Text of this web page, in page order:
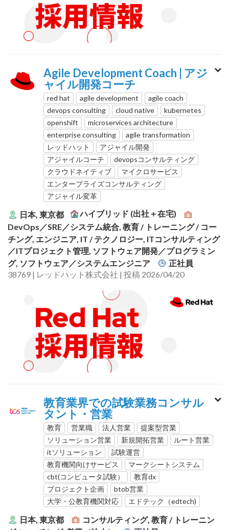
Agile Development Coach | アジ
ャイル開発コーチ
red hat agile development
agile coach
devops consulting
cloud native
kubernetes
openshift
microservices architecture
enterprise consulting
agile transformation
レッドハット
アジャイル開発
アジャイルコーチ
devopsコンサルティング
クラウドネイティブ
マイクロサービス
エンタープライズコンサルティング
アジャイル変革
日本, 東京都
ハイブリッド (出社＋在宅)
DevOps／SRE／システム統合, 教育 / トレーニング / コー
チング, エンジニア, IT / テクノロジー, ITコンサルティング
／ITプロジェクト管理, ソフトウェア開発／プログラミン
グ, ソフトウェア／システムエンジニア
正社員
38769 | レッドハット株式会社 | 投稿 2026/04/20
教育業界での試験業務コンサル
タント・営業
教育 営業職 法人営業
提案型営業
ソリューション営業
新規開拓営業
ルート営業
itソリューション
試験運営
教育機関向けサービス
マークシートシステム
cbt(コンピュータ試験）
教育dx
プロジェクト企画
btob営業
大学・公教育機関対応
エドテック（edtech)
日本, 東京都
コンサルティング, 教育 / トレーニン